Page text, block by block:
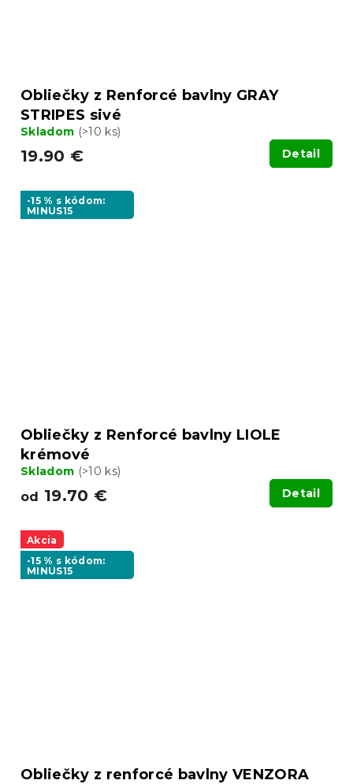
Obliečky z Renforcé bavlny GRAY
STRIPES sivé
Skladom (>10 ks)
19.90 € Detail
-15 % s kódom:
MINUS15
Obliečky z Renforcé bavlny LIOLE
krémové
Skladom (>10 ks)
od 19.70 € Detail
Akcia
-15 % s kódom:
MINUS15
Obliečky z renforcé bavlny VENZORA